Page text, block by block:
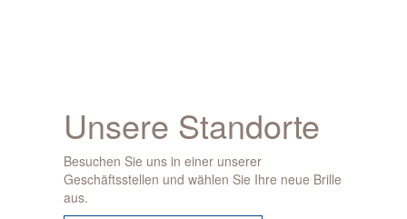
Unsere Standorte
Besuchen Sie uns in einer unserer
Geschäftsstellen und wählen Sie Ihre neue Brille
aus.